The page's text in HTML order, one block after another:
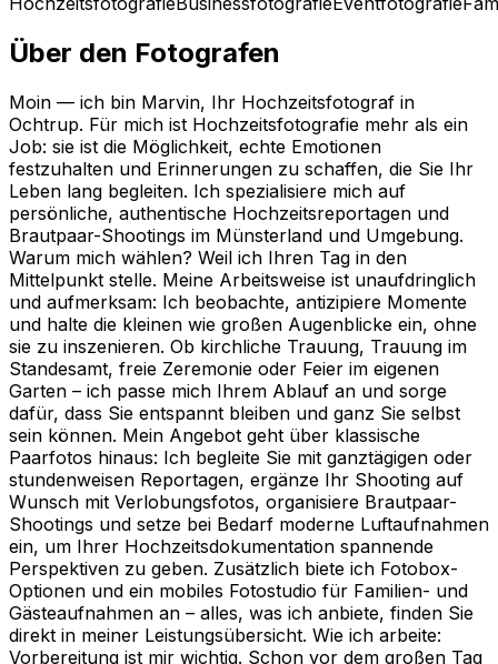
Über den Fotografen
Moin — ich bin Marvin, Ihr Hochzeitsfotograf in
Ochtrup. Für mich ist Hochzeitsfotografie mehr als ein
Job: sie ist die Möglichkeit, echte Emotionen
festzuhalten und Erinnerungen zu schaffen, die Sie Ihr
Leben lang begleiten. Ich spezialisiere mich auf
persönliche, authentische Hochzeitsreportagen und
Brautpaar-Shootings im Münsterland und Umgebung.
Warum mich wählen? Weil ich Ihren Tag in den
Mittelpunkt stelle. Meine Arbeitsweise ist unaufdringlich
und aufmerksam: Ich beobachte, antizipiere Momente
und halte die kleinen wie großen Augenblicke ein, ohne
sie zu inszenieren. Ob kirchliche Trauung, Trauung im
Standesamt, freie Zeremonie oder Feier im eigenen
Garten – ich passe mich Ihrem Ablauf an und sorge
dafür, dass Sie entspannt bleiben und ganz Sie selbst
sein können. Mein Angebot geht über klassische
Paarfotos hinaus: Ich begleite Sie mit ganztägigen oder
stundenweisen Reportagen, ergänze Ihr Shooting auf
Wunsch mit Verlobungsfotos, organisiere Brautpaar-
Shootings und setze bei Bedarf moderne Luftaufnahmen
ein, um Ihrer Hochzeitsdokumentation spannende
Perspektiven zu geben. Zusätzlich biete ich Fotobox-
Optionen und ein mobiles Fotostudio für Familien- und
Gästeaufnahmen an – alles, was ich anbiete, finden Sie
direkt in meiner Leistungsübersicht. Wie ich arbeite:
Vorbereitung ist mir wichtig. Schon vor dem großen Tag